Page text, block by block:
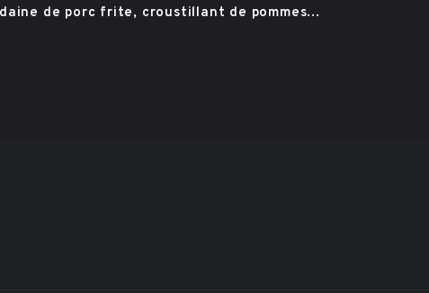
de porc frite, croustillant de pommes...